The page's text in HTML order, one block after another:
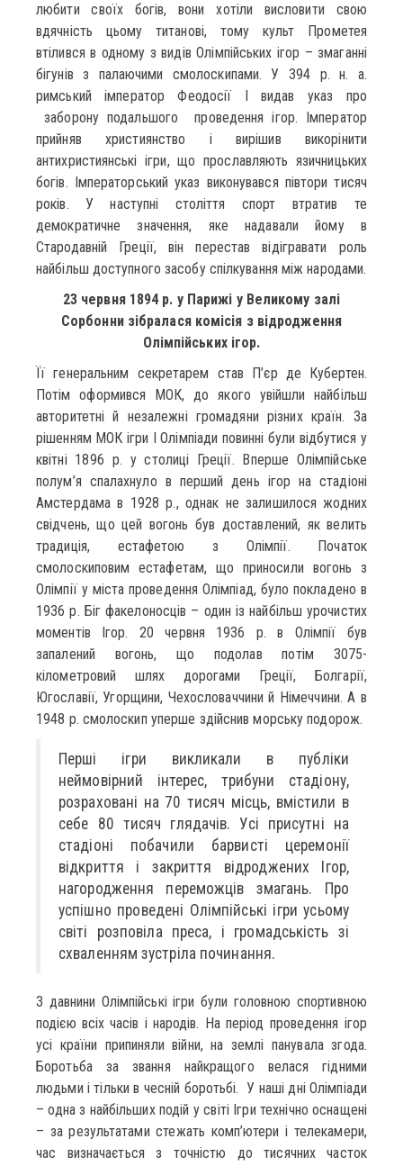
любити своїх богів, вони хотіли висловити свою
вдячність цьому титанові, тому культ Прометея
втілився в одному з видів Олімпійських ігор – змаганні
бігунів з палаючими смолоскипами. У 394 р. н. а.
римський імператор Феодосії I видав указ про
заборону подальшого проведення ігор. Імператор
прийняв християнство і вирішив викорінити
антихристиянські ігри, що прославляють язичницьких
богів. Імператорський указ виконувався півтори тисяч
років. У наступні століття спорт втратив те
демократичне значення, яке надавали йому в
Стародавній Греції, він перестав відігравати роль
найбільш доступного засобу спілкування між народами.
23 червня 1894 р. у Парижі у Великому залі
Сорбонни зібралася комісія з відродження
Олімпійських ігор.
Її генеральним секретарем став П’єр де Кубертен.
Потім оформився МОК, до якого увійшли найбільш
авторитетні й незалежні громадяни різних країн. За
рішенням МОК ігри І Олімпіади повинні були відбутися у
квітні 1896 p. y столиці Греції. Вперше Олімпійське
полум’я спалахнуло в перший день ігор на стадіоні
Амстердама в 1928 р., однак не залишилося жодних
свідчень, що цей вогонь був доставлений, як велить
традиція, естафетою з Олімпії. Початок
смолоскиповим естафетам, що приносили вогонь з
Олімпії у міста проведення Олімпіад, було покладено в
1936 р. Біг факелоносців – один із найбільш урочистих
моментів Ігор. 20 червня 1936 р. в Олімпії був
запалений вогонь, що подолав потім 3075-
кілометровий шлях дорогами Греції, Болгарії,
Югославії, Угорщини, Чехословаччини й Німеччини. А в
1948 р. смолоскип уперше здійснив морську подорож.
Перші ігри викликали в публіки
неймовірний інтерес, трибуни стадіону,
розраховані на 70 тисяч місць, вмістили в
себе 80 тисяч глядачів. Усі присутні на
стадіоні побачили барвисті церемонії
відкриття і закриття відроджених Ігор,
нагородження переможців змагань. Про
успішно проведені Олімпійські ігри усьому
світі розповіла преса, і громадськість зі
схваленням зустріла починання.
З давнини Олімпійські ігри були головною спортивною
подією всіх часів і народів. На період проведення ігор
усі країни припиняли війни, на землі панувала згода.
Боротьба за звання найкращого велася гідними
людьми і тільки в чесній боротьбі. У наші дні Олімпіади
– одна з найбільших подій у світі Ігри технічно оснащені
– за результатами стежать комп’ютери і телекамери,
час визначається з точністю до тисячних часток